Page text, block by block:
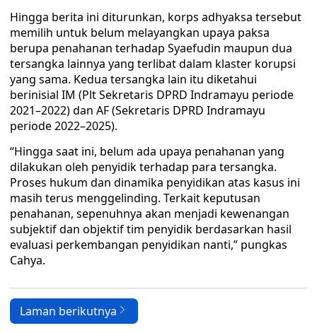
Hingga berita ini diturunkan, korps adhyaksa tersebut
memilih untuk belum melayangkan upaya paksa
berupa penahanan terhadap Syaefudin maupun dua
tersangka lainnya yang terlibat dalam klaster korupsi
yang sama. Kedua tersangka lain itu diketahui
berinisial IM (Plt Sekretaris DPRD Indramayu periode
2021–2022) dan AF (Sekretaris DPRD Indramayu
periode 2022–2025).
“Hingga saat ini, belum ada upaya penahanan yang
dilakukan oleh penyidik terhadap para tersangka.
Proses hukum dan dinamika penyidikan atas kasus ini
masih terus menggelinding. Terkait keputusan
penahanan, sepenuhnya akan menjadi kewenangan
subjektif dan objektif tim penyidik berdasarkan hasil
evaluasi perkembangan penyidikan nanti,” pungkas
Cahya.
Laman berikutnya